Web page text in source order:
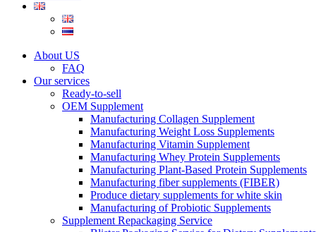
About US
FAQ
Our services
Ready-to-sell
OEM Supplement
Manufacturing Collagen Supplement
Manufacturing Weight Loss Supplements
Manufacturing Vitamin Supplement
Manufacturing Whey Protein Supplements
Manufacturing Plant-Based Protein Supplements
Manufacturing fiber supplements (FIBER)
Produce dietary supplements for white skin
Manufacturing of Probiotic Supplements
Supplement Repackaging Service